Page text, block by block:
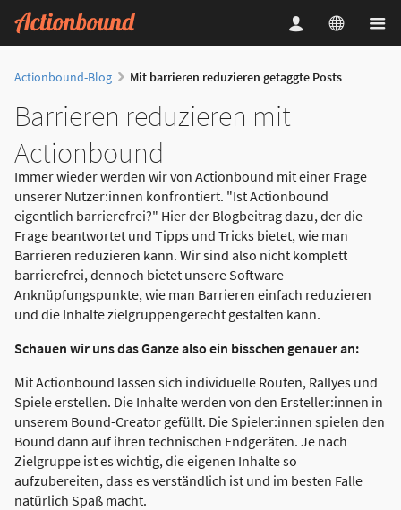
Actionbound-Blog Mit barrieren reduzieren getaggte Posts
Barrieren reduzieren mit
Actionbound
Immer wieder werden wir von Actionbound mit einer Frage
unserer Nutzer:innen konfrontiert. "Ist Actionbound
eigentlich barrierefrei?" Hier der Blogbeitrag dazu, der die
Frage beantwortet und Tipps und Tricks bietet, wie man
Barrieren reduzieren kann. Wir sind also nicht komplett
barrierefrei, dennoch bietet unsere Software
Anknüpfungspunkte, wie man Barrieren einfach reduzieren
und die Inhalte zielgruppengerecht gestalten kann.
Schauen wir uns das Ganze also ein bisschen genauer an:
Mit Actionbound lassen sich individuelle Routen, Rallyes und
Spiele erstellen. Die Inhalte werden von den Ersteller:innen in
unserem Bound-Creator gefüllt. Die Spieler:innen spielen den
Bound dann auf ihren technischen Endgeräten. Je nach
Zielgruppe ist es wichtig, die eigenen Inhalte so
aufzubereiten, dass es verständlich ist und im besten Falle
natürlich Spaß macht.